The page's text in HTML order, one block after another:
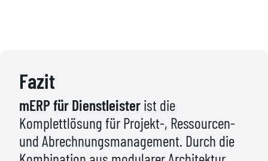
in Echtzeit verfügbar – ideal für moderne
Dienstleistungsmodelle.
Fazit
mERP für Dienstleisterist die
Komplettlösung für Projekt-, Ressourcen-
und Abrechnungsmanagement. Durch die